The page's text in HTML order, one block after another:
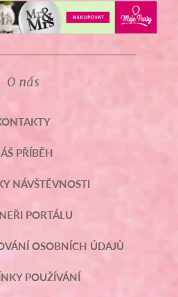
O nás
PŘÍBĚH
NÁVŠTĚVNOSTI
PORTÁLU
OSOBNÍCH ÚDAJŮ
POUŽÍVÁNÍ